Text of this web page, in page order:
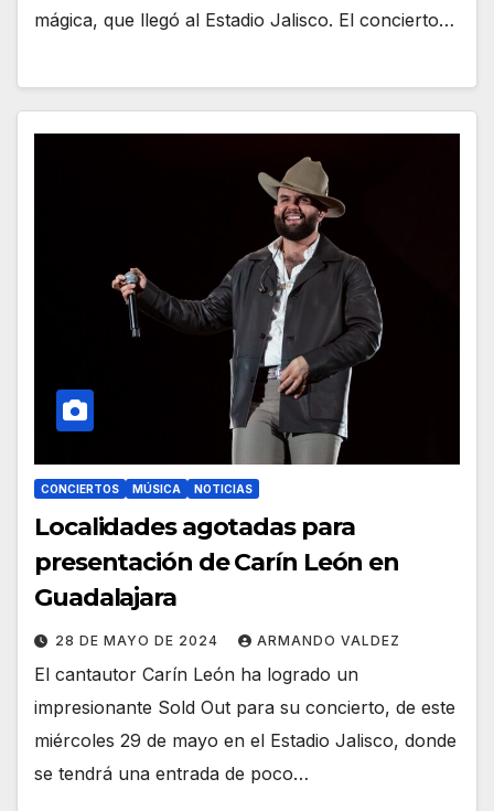
mágica, que llegó al Estadio Jalisco. El concierto…
CONCIERTOS MÚSICA NOTICIAS
Localidades agotadas para
presentación de Carín León en
Guadalajara
28 DE MAYO DE 2024 ARMANDO VALDEZ
El cantautor Carín León ha logrado un
impresionante Sold Out para su concierto, de este
miércoles 29 de mayo en el Estadio Jalisco, donde
se tendrá una entrada de poco…